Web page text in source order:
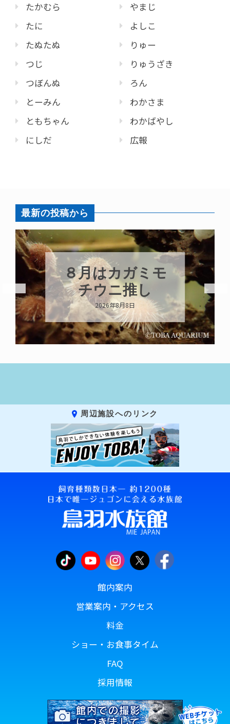
たかむら
たに
たぬたぬ
つじ
つぼんぬ
とーみん
ともちゃん
にしだ
やまじ
よしこ
りゅー
りゅうざき
ろん
わかさま
わかばやし
広報
最新の投稿から
新発売！いちこ
キーホルダー
2026年8月8日
周辺施設へのリンク
館内案内
営業案内・アクセス
料金
ショー・お食事タイム
FAQ
採用情報